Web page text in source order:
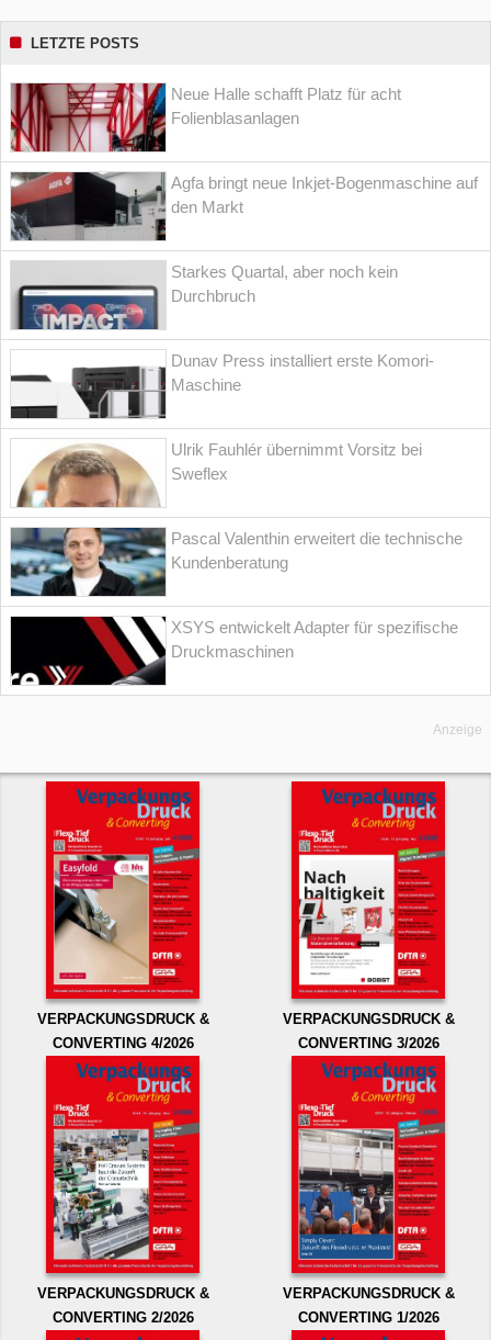
LETZTE POSTS
Neue Halle schafft Platz für acht
Folienblasanlagen
Agfa bringt neue Inkjet-Bogenmaschine auf
den Markt
Starkes Quartal, aber noch kein
Durchbruch
Dunav Press installiert erste Komori-
Maschine
Ulrik Fauhlér übernimmt Vorsitz bei
Sweflex
Pascal Valenthin erweitert die technische
Kundenberatung
XSYS entwickelt Adapter für spezifische
Druckmaschinen
Anzeige
VERPACKUNGSDRUCK &
CONVERTING 4/2026
VERPACKUNGSDRUCK &
CONVERTING 3/2026
VERPACKUNGSDRUCK &
CONVERTING 2/2026
VERPACKUNGSDRUCK &
CONVERTING 1/2026